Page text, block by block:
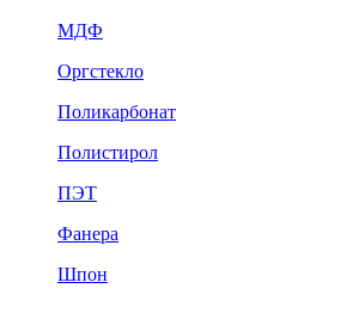
МДФ
Оргстекло
Поликарбонат
Полистирол
ПЭТ
Фанера
Шпон